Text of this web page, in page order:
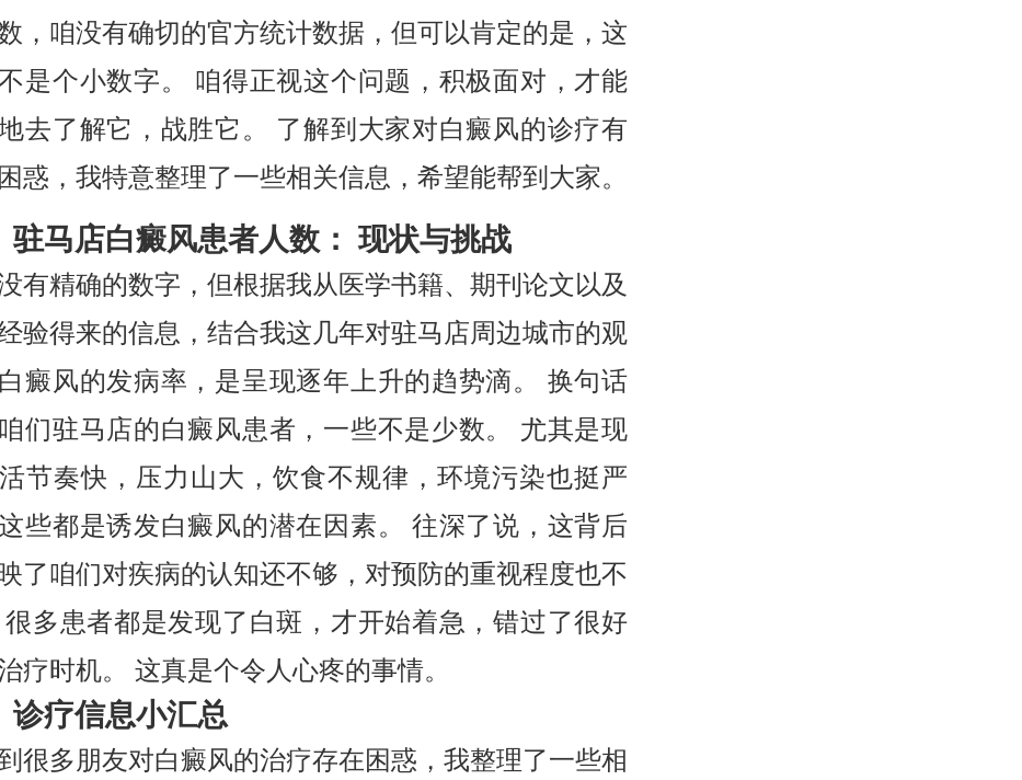
，咱没有确切的官方统计数据，但可以肯定的是，这
是个小数字。 咱得正视这个问题，积极面对，才能
去了解它，战胜它。 了解到大家对白癜风的诊疗有
惑，我特意整理了一些相关信息，希望能帮到大家。
驻马店白癜风患者人数： 现状与挑战
有精确的数字，但根据我从医学书籍、期刊论文以及
验得来的信息，结合我这几年对驻马店周边城市的观
癜风的发病率，是呈现逐年上升的趋势滴。 换句话
们驻马店的白癜风患者，一些不是少数。 尤其是现
节奏快，压力山大，饮食不规律，环境污染也挺严
些都是诱发白癜风的潜在因素。 往深了说，这背后
了咱们对疾病的认知还不够，对预防的重视程度也不
多患者都是发现了白斑，才开始着急，错过了很好
疗时机。 这真是个令人心疼的事情。
诊疗信息小汇总
很多朋友对白癜风的治疗存在困惑，我整理了一些相